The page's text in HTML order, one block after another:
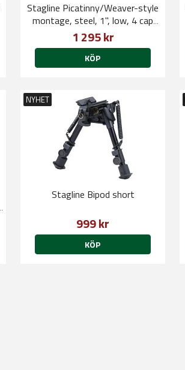
Stagline Picatinny/Weaver-style
montage, steel, 1", low, 4 cap
screws
1 295 kr
KÖP
NYHET
Stagline Bipod short
999 kr
KÖP